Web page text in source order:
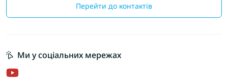
Перейти до контактів
Ми у соціальних мережах